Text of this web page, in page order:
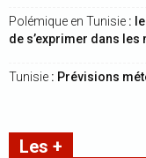
Polémique en Tunisie :
de s’exprimer dans les
Tunisie : Prévisions
Les +